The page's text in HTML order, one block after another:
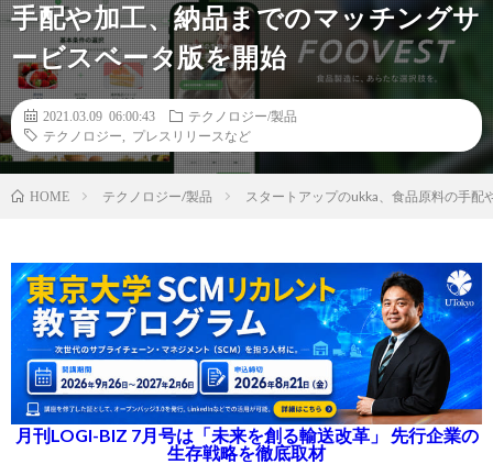
手配や加工、納品までのマッチングサ
ービスベータ版を開始
2021.03.09 06:00:43
テクノロジー/製品
テクノロジー
プレスリリースなど
HOME テクノロジー/製品 スタートアップのukka、食品原料の手
月刊LOGI-BIZ 7月号は「未来を創る輸送改革」 先行企業の
生存戦略を徹底取材